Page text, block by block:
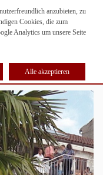
anzubieten, zu
Cookies, die zum
Analytics um unsere Seite
Alle akzeptieren